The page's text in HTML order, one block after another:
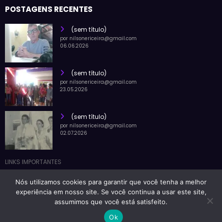
(sem título)
06.06.2026
23.05.2026
02.07.2026
LINKS IMPORTANTES
Blog Nilson Ericeira | Powered BySpiceThemes
Nós utilizamos cookies para garantir que você tenha a melhor
experiência em nosso site. Se você continua a usar este site,
assumimos que você está satisfeito.
Ok